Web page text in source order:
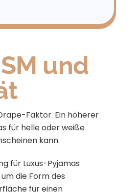
und
Faktor. Ein höherer
für helle oder weiße
kann.
für Luxus-Pyjamas
die Form des
für einen